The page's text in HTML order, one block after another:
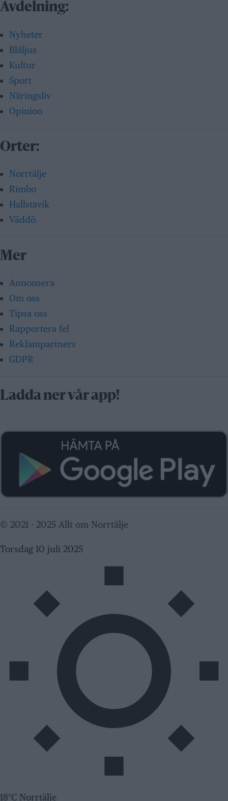
Avdelning:
Nyheter
Blåljus
Kultur
Sport
Näringsliv
Opinion
Orter:
Norrtälje
Rimbo
Hallstavik
Väddö
Mer
Annonsera
Om oss
Tipsa oss
Rapportera fel
Reklampartners
GDPR
Ladda ner vår app!
© 2021 - 2025 Allt om Norrtälje
Torsdag 10 juli 2025
18°C Norrtälje